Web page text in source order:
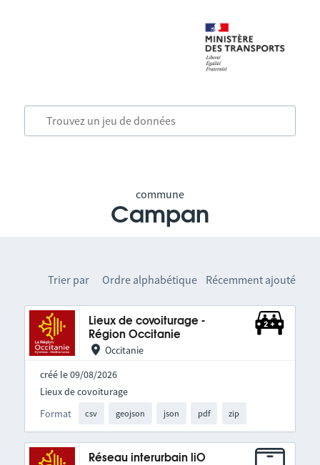
commune
Campan
Trier par Ordre alphabétique Récemment ajouté
Lieux de covoiturage -
Région Occitanie
Occitanie
créé le 09/08/2026
Format csv geojson json pdf zip
Lieux de covoiturage
Réseau interurbain liO